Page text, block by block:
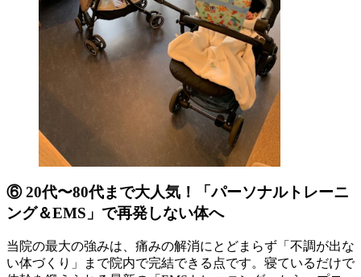
⑥ 20代〜80代まで大人気！「パーソナルトレーニ
ング＆EMS」で再発しない体へ
当院の最大の強みは、痛みの解消にとどまらず「不調が出な
い体づくり」まで院内で完結できる点です。寝ているだけで